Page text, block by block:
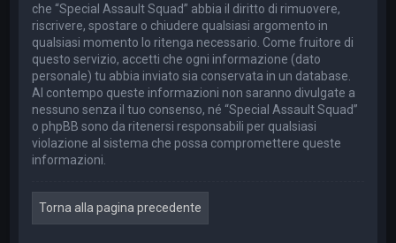
che “Special Assault Squad” abbia il diritto di rimuovere,
riscrivere, spostare o chiudere qualsiasi argomento in
qualsiasi momento lo ritenga necessario. Come fruitore di
questo servizio, accetti che ogni informazione (dato
personale) tu abbia inviato sia conservata in un database.
Al contempo queste informazioni non saranno divulgate a
nessuno senza il tuo consenso, né “Special Assault Squad”
o phpBB sono da ritenersi responsabili per qualsiasi
violazione al sistema che possa compromettere queste
informazioni.
Torna alla pagina precedente